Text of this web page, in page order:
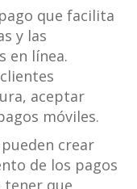
que facilita
y las
en línea.
aceptar
móviles.
crear
de los pagos
tener que